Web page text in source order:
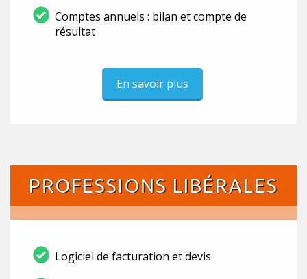
Comptes annuels : bilan et compte de
résultat
En savoir plus
PROFESSIONS LIBÉRALES
Logiciel de facturation et devis